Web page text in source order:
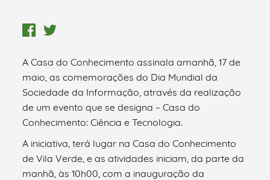
A Casa do Conhecimento assinala amanhã, 17 de
maio, as comemorações do Dia Mundial da
Sociedade da Informação, através da realização
de um evento que se designa – Casa do
Conhecimento: Ciência e Tecnologia.
A iniciativa, terá lugar na Casa do Conhecimento
de Vila Verde, e as atividades iniciam, da parte da
manhã, às 10h00, com a inauguração da